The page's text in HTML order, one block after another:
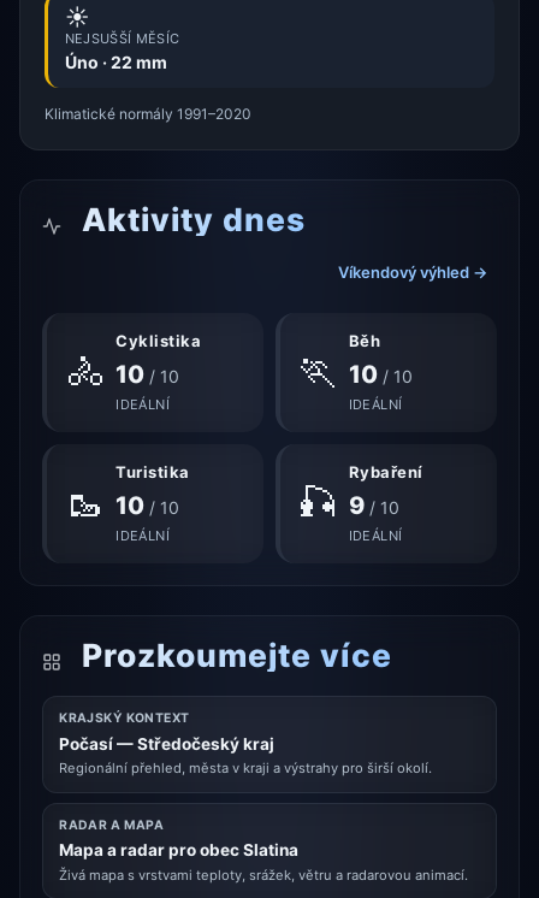
☀️
NEJSUŠŠÍ MĚSÍC
Úno · 22 mm
Klimatické normály 1991–2020
Aktivity dnes
Víkendový výhled →
🚴
Cyklistika
10 / 10
IDEÁLNÍ
🏃
Běh
10/ 10
IDEÁLNÍ
🥾
Turistika
10 / 10
IDEÁLNÍ
🎣
Rybaření
9/ 10
IDEÁLNÍ
Prozkoumejte více
KRAJSKÝ KONTEXT
Počasí — Středočeský kraj
Regionální přehled, města v kraji a výstrahy pro širší okolí.
RADAR A MAPA
Mapa a radar pro obec Slatina
Živá mapa s vrstvami teploty, srážek, větru a radarovou animací.